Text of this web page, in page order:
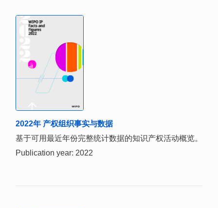
2022年 产权组织事实与数据
基于可用最近年份完整统计数据的知识产权活动概览。
Publication year: 2022